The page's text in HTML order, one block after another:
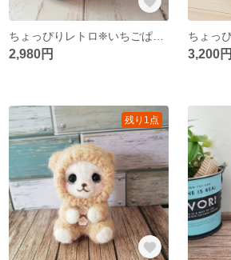
ちょっぴりレトロ❈いちごぱんだちゃん
2,980円 3,200円
残り1点